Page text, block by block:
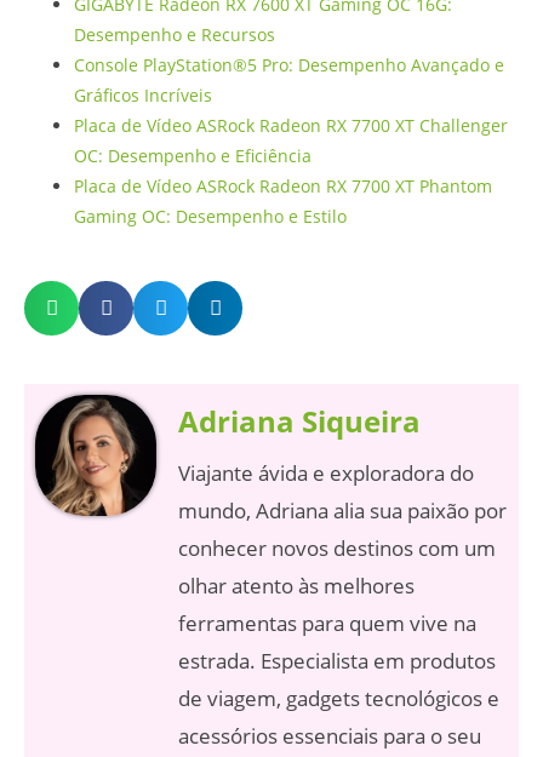
GIGABYTE Radeon RX 7600 XT Gaming OC 16G:
Desempenho e Recursos
Console PlayStation®5 Pro: Desempenho Avançado e
Gráficos Incríveis
Placa de Vídeo ASRock Radeon RX 7700 XT Challenger
OC: Desempenho e Eficiência
Placa de Vídeo ASRock Radeon RX 7700 XT Phantom
Gaming OC: Desempenho e Estilo
Adriana Siqueira
Viajante ávida e exploradora do
mundo, Adriana alia sua paixão por
conhecer novos destinos com um
olhar atento às melhores
ferramentas para quem vive na
estrada. Especialista em produtos
de viagem, gadgets tecnológicos e
acessórios essenciais para o seu